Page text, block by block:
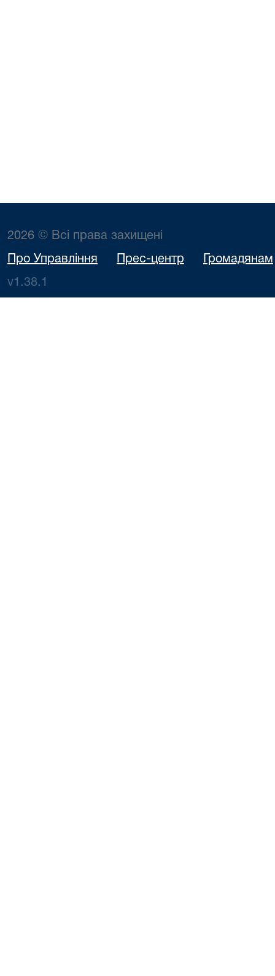
2026 © Всі права захищені
Про Управління Прес-центр Громадянам
v1.38.1